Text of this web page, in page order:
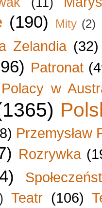
(190) Mity (2)
Zelandia (32)
Patronat
Polacy w
Przemysław
Rozrywka
Teatr (106)